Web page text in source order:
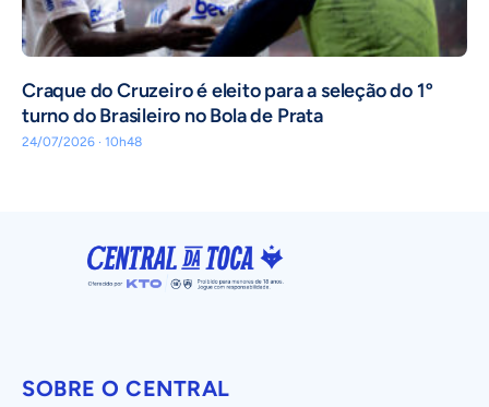
Craque do Cruzeiro é eleito para a seleção do 1º
turno do Brasileiro no Bola de Prata
24/07/2026 · 10h48
SOBRE O CENTRAL